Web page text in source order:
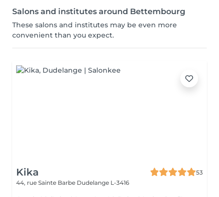
Salons and institutes around Bettembourg
These salons and institutes may be even more
convenient than you expect.
Kika
53
44, rue Sainte Barbe Dudelange L-3416